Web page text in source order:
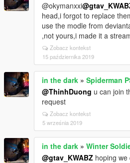
@okymanxxi
head,i forgot to replace
use the modle from
,not yours,i made it a
Zobacz kontekst
15 października 2019
in the dark » Spiderman
@ThinhDuong u can join
request
Zobacz kontekst
5 września 2019
in the dark » Winter
@gtav_KWABZ hoping